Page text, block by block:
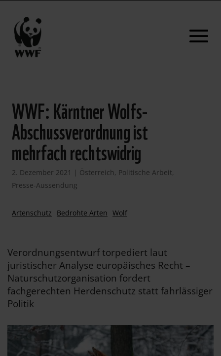
WWF: Kärntner Wolfs-
Abschussverordnung ist
mehrfach rechtswidrig
2. Dezember 2021 | Österreich, Politische Arbeit,
Presse-Aussendung
Artenschutz Bedrohte Arten Wolf
Verordnungsentwurf torpediert laut
juristischer Analyse europäisches Recht –
Naturschutzorganisation fordert
fachgerechten Herdenschutz statt fahrlässiger
Politik